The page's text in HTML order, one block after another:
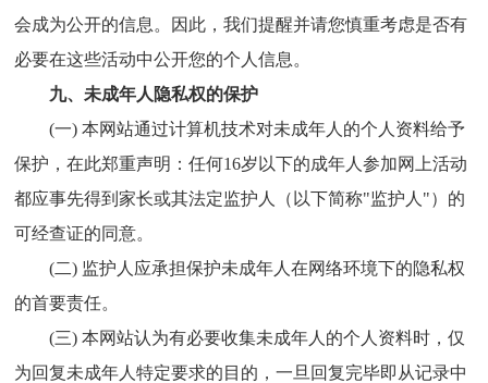
会成为公开的信息。因此，我们提醒并请您慎重考虑是否有
必要在这些活动中公开您的个人信息。
九、未成年人隐私权的保护
(一) 本网站通过计算机技术对未成年人的个人资料给予
保护，在此郑重声明：任何16岁以下的成年人参加网上活动
都应事先得到家长或其法定监护人（以下简称"监护人"）的
可经查证的同意。
(二) 监护人应承担保护未成年人在网络环境下的隐私权
的首要责任。
(三) 本网站认为有必要收集未成年人的个人资料时，仅
为回复未成年人特定要求的目的，一旦回复完毕即从记录中